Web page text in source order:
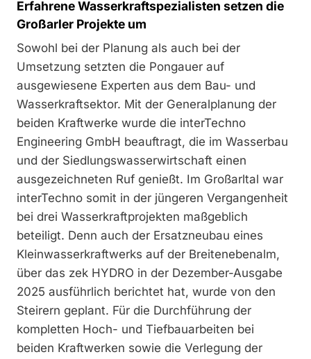
Erfahrene Wasserkraftspezialisten setzen die
Großarler Projekte um
Sowohl bei der Planung als auch bei der
Umsetzung setzten die Pongauer auf
ausgewiesene Experten aus dem Bau- und
Wasserkraftsektor. Mit der Generalplanung der
beiden Kraftwerke wurde die interTechno
Engineering GmbH beauftragt, die im Wasserbau
und der Siedlungswasserwirtschaft einen
ausgezeichneten Ruf genießt. Im Großarltal war
interTechno somit in der jüngeren Vergangenheit
bei drei Wasserkraftprojekten maßgeblich
beteiligt. Denn auch der Ersatzneubau eines
Kleinwasserkraftwerks auf der Breitenebenalm,
über das zek HYDRO in der Dezember-Ausgabe
2025 ausführlich berichtet hat, wurde von den
Steirern geplant. Für die Durchführung der
kompletten Hoch- und Tiefbauarbeiten bei
beiden Kraftwerken sowie die Verlegung der